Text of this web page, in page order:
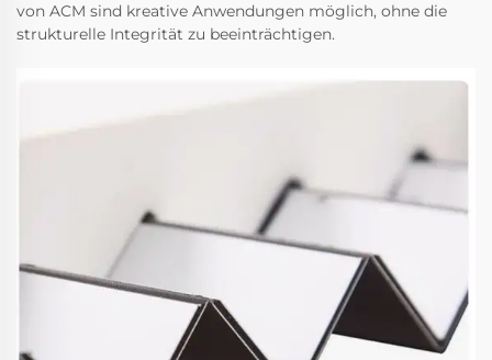
von ACM sind kreative Anwendungen möglich, ohne die
strukturelle Integrität zu beeinträchtigen.